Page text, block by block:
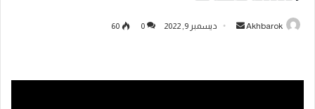
Akhbarok
أرسل ديسمبر 9, 2022 0
60